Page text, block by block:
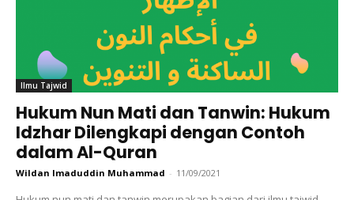
Ilmu Tajwid
Hukum Nun Mati dan Tanwin: Hukum
Idzhar Dilengkapi dengan Contoh
dalam Al-Quran
Wildan Imaduddin Muhammad - 11/09/2021